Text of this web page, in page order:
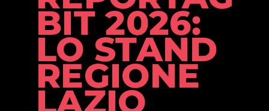
BIT 2026:
LO STAND
REGIONE
LAZIO